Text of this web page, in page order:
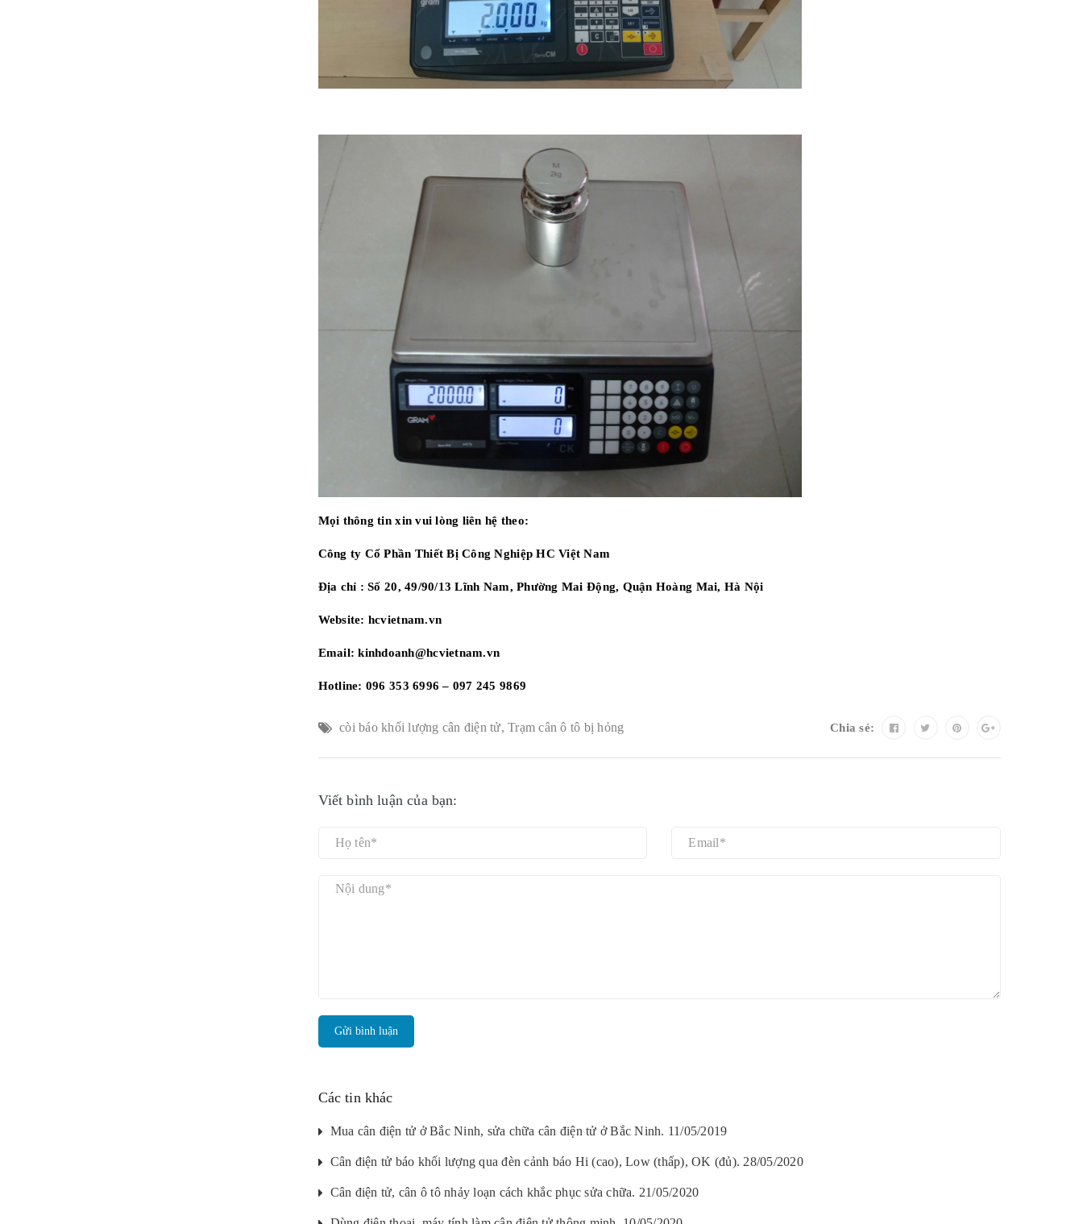
Mọi thông tin xin vui lòng liên hệ theo:
Công ty Cổ Phần Thiết Bị Công Nghiệp HC Việt Nam
Địa chỉ : Số 20, 49/90/13 Lĩnh Nam, Phường Mai Động, Quận Hoàng Mai, Hà Nội
Website: hcvietnam.vn
Email: kinhdoanh@hcvietnam.vn
Hotline: 096 353 6996 – 097 245 9869
còi báo khối lượng cân điện tử, Trạm cân ô tô bị hỏng Chia sẻ:
Viết bình luận của bạn:
Gửi bình luận
Các tin khác
Mua cân điện tử ở Bắc Ninh, sửa chữa cân điện tử ở Bắc Ninh. 11/05/2019
Cân điện tử báo khối lượng qua đèn cảnh báo Hi (cao), Low (thấp), OK (đủ). 28/05/2020
Cân điện tử, cân ô tô nhảy loạn cách khắc phục sửa chữa. 21/05/2020